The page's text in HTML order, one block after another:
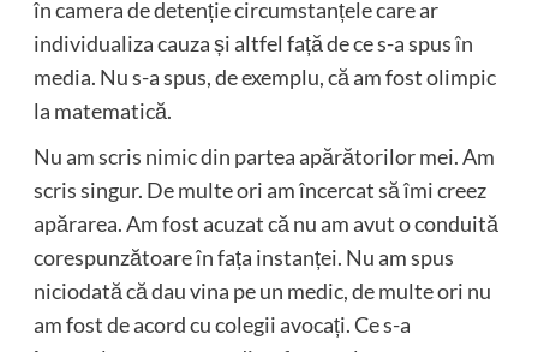
în camera de detenție circumstanțele care ar
individualiza cauza și altfel față de ce s-a spus în
media. Nu s-a spus, de exemplu, că am fost olimpic
la matematică.
Nu am scris nimic din partea apărătorilor mei. Am
scris singur. De multe ori am încercat să îmi creez
apărarea. Am fost acuzat că nu am avut o conduită
corespunzătoare în fața instanței. Nu am spus
niciodată că dau vina pe un medic, de multe ori nu
am fost de acord cu colegii avocați. Ce s-a